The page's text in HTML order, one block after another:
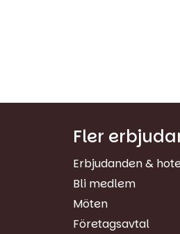
Fler
Erbjudanden &
Bli medlem
Möten
Företagsavtal